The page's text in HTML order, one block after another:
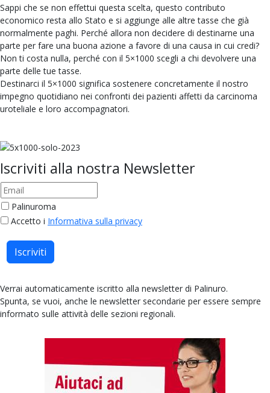
Sappi che se non effettui questa scelta, questo contributo
economico resta allo Stato e si aggiunge alle altre tasse che già
normalmente paghi. Perché allora non decidere di destinarne una
parte per fare una buona azione a favore di una causa in cui credi?
Non ti costa nulla, perché con il 5×1000 scegli a chi devolvere una
parte delle tue tasse.
Destinarci il 5×1000 significa sostenere concretamente il nostro
impegno quotidiano nei confronti dei pazienti affetti da carcinoma
uroteliale e loro accompagnatori.
Iscriviti alla nostra Newsletter
Palinuroma
Accetto i Informativa sulla privacy
Iscriviti
Verrai automaticamente iscritto alla newsletter di Palinuro.
Spunta, se vuoi, anche le newsletter secondarie per essere sempre
informato sulle attività delle sezioni regionali.